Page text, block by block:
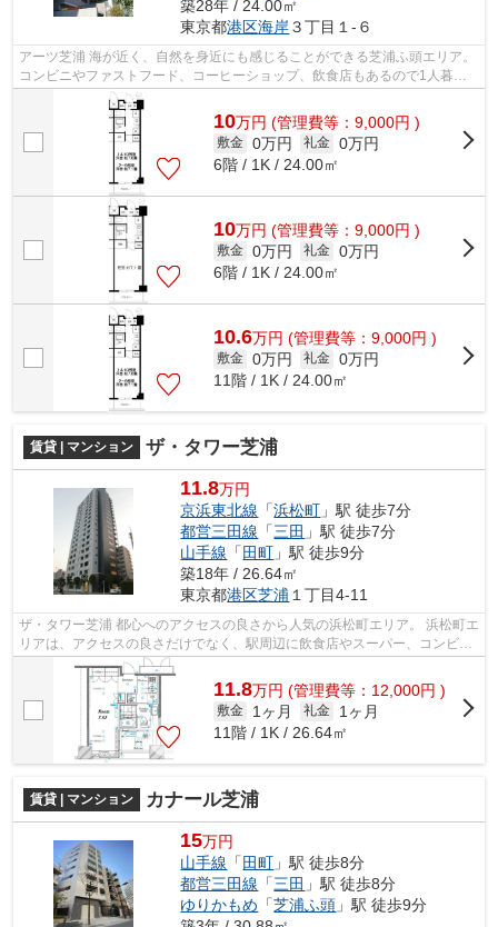
築28年 / 24.00㎡
東京都港区海岸３丁目１-６
アーツ芝浦 海が近く、自然を身近にも感じることができる芝浦ふ頭エリア。
コンビニやファストフード、コーヒーショップ、飲食店もあるので1人暮ら
10万円 (管理費等：9,000円 )
敷金 0万円 礼金 0万円
6階 / 1K / 24.00㎡
10万円 (管理費等：9,000円 )
敷金 0万円 礼金 0万円
6階 / 1K / 24.00㎡
10.6万円 (管理費等：9,000円 )
敷金 0万円 礼金 0万円
11階 / 1K / 24.00㎡
賃貸 | マンション ザ・タワー芝浦
11.8万円
京浜東北線 「浜松町 」駅 徒歩7分
都営三田線 「三田 」駅 徒歩7分
山手線 「 田町 」駅 徒歩9分
築18年 / 26.64㎡
東京都港区芝浦 １丁目4-11
ザ・タワー芝浦 都心へのアクセスの良さから人気の浜松町エリア。 浜松町エ
リアは、アクセスの良さだけでなく、駅周辺に飲食店やスーパー、コンビニ
も充実しており 生活するのに困ら...
11.8万円 (管理費等：12,000円 )
敷金 1ヶ月 礼金
1ヶ月
11階 / 1K / 26.64㎡
賃貸 | マンション カナール芝浦
15万円
山手線 「 田町 」駅 徒歩8分
都営三田線 「三田 」駅 徒歩8分
ゆりかもめ 「芝浦ふ頭 」駅 徒歩9分